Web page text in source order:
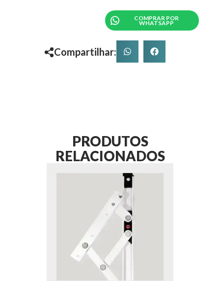
COMPRAR POR
WHATSAPP
Compartilhar:
PRODUTOS
RELACIONADOS